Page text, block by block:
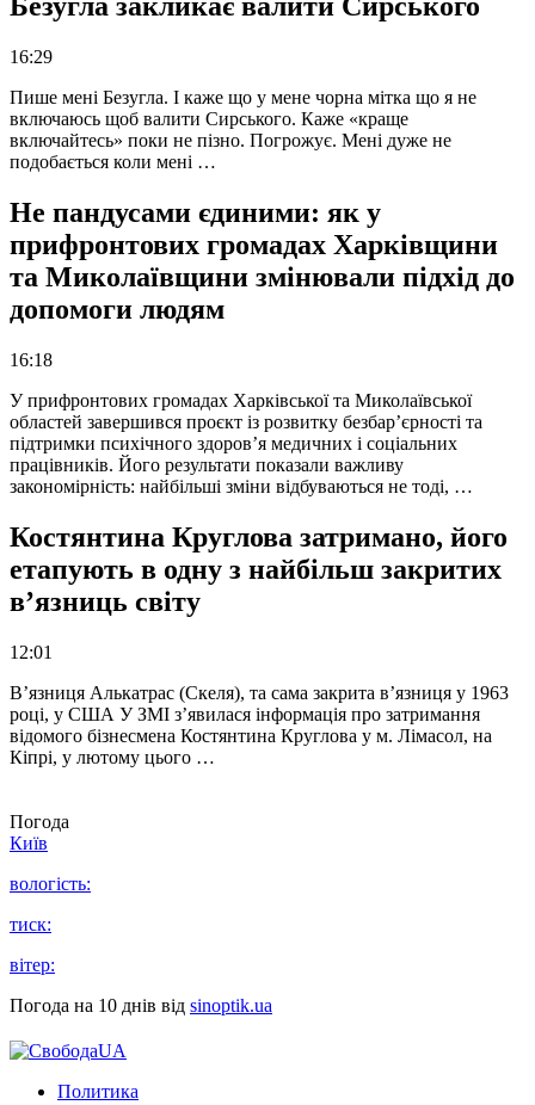
Безугла закликає валити Сирського
16:29
Пише мені Безугла. І каже що у мене чорна мітка що я не
включаюсь щоб валити Сирського. Каже «краще
включайтесь» поки не пізно. Погрожує. Мені дуже не
подобається коли мені …
Не пандусами єдиними: як у
прифронтових громадах Харківщини
та Миколаївщини змінювали підхід до
допомоги людям
16:18
У прифронтових громадах Харківської та Миколаївської
областей завершився проєкт із розвитку безбар’єрності та
підтримки психічного здоров’я медичних і соціальних
працівників. Його результати показали важливу
закономірність: найбільші зміни відбуваються не тоді, …
Костянтина Круглова затримано, його
етапують в одну з найбільш закритих
в’язниць світу
12:01
В’язниця Алькатрас (Скеля), та сама закрита в’язниця у 1963
році, у США У ЗМІ з’явилася інформація про затримання
відомого бізнесмена Костянтина Круглова у м. Лімасол, на
Кіпрі, у лютому цього …
Погода
Київ
вологість:
тиск:
вітер:
Погода на 10 днів від sinoptik.ua
Политика